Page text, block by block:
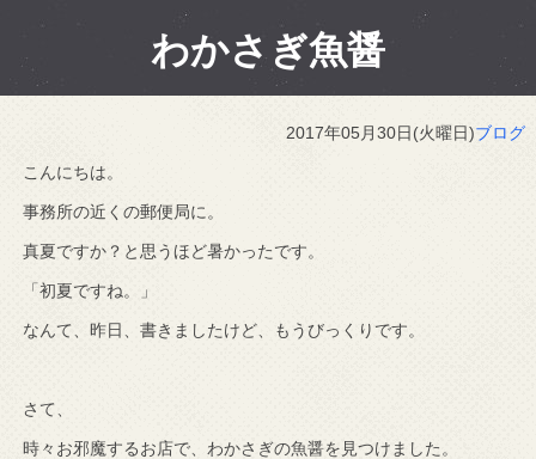
わかさぎ魚醤
2017年05月30日(火曜日)ブログ
こんにちは。
事務所の近くの郵便局に。
真夏ですか？と思うほど暑かったです。
「初夏ですね。」
なんて、昨日、書きましたけど、もうびっくりです。
さて、
時々お邪魔するお店で、わかさぎの魚醤を見つけました。